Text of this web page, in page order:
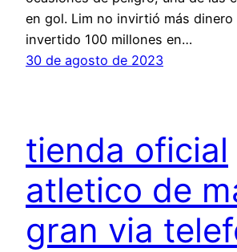
en gol. Lim no invirtió más dinero
invertido 100 millones en…
30 de agosto de 2023
tienda oficial
atletico de
gran via